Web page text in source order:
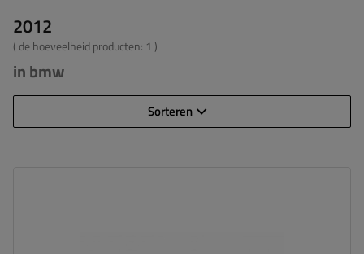
2012
( de hoeveelheid producten: 1 )
in bmw
Sorteren